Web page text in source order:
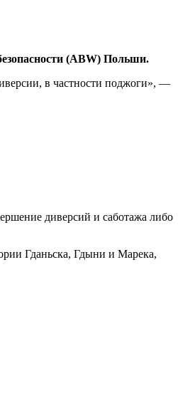
(ABW) Польши.
в частности поджоги», —
диверсий и саботажа либо
Гданьска, Гдыни и Марека,